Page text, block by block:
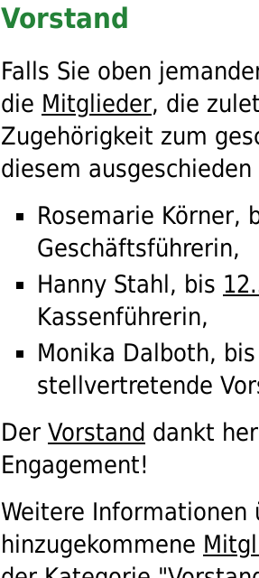
Vorstand
Falls Sie oben
die Mitglieder, die
Zugehörigkeit zum
diesem ausgeschieden
Rosemarie Körner,
Geschäftsführerin,
Hanny Stahl, bis
Kassenführerin,
Monika Dalboth,
stellvertretende
Der Vorstand dankt
Engagement!
Weitere Informationen
hinzugekommene